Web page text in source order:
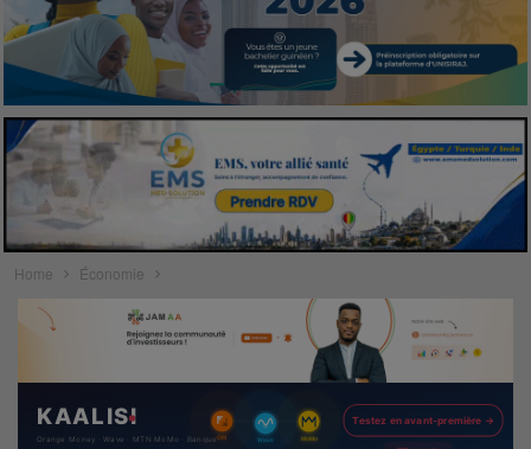
Home Économie